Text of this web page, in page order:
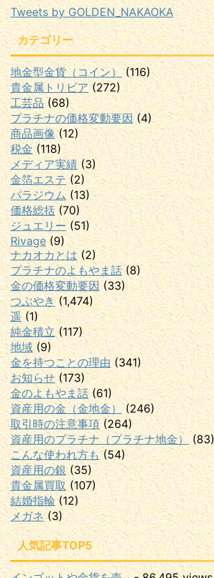
Tweets by GOLDEN_NAKAOKA
カテゴリー
地金型金貨（コイン） (116)
貴金属トリビア(272)
工芸品 (68)
プラチナの価格変動要因 (4)
商品画像(12)
税金 (118)
メディア実績 (3)
金箔エステ (2)
パラジウム(13)
価格総括 (70)
ジュエリー (51)
Rivage(9)
ナカオカとは (2)
プラチナのよもやま話(8)
金の価格変動要因 (33)
つぶやき (1,474)
遥 (1)
純金積立 (117)
地域 (9)
金を持つことの理由 (341)
お知らせ (173)
金のよもやま話 (61)
資産用の金（金地金）
(246)
取引時の注意事項 (264)
資産用のプラチナ（プラチナ地金）
(83)
こんな使われ方も (54)
資産用の銀 (35)
貴金属買取 (107)
結婚指輪 (12)
メガネ (3)
人気記事TOP5